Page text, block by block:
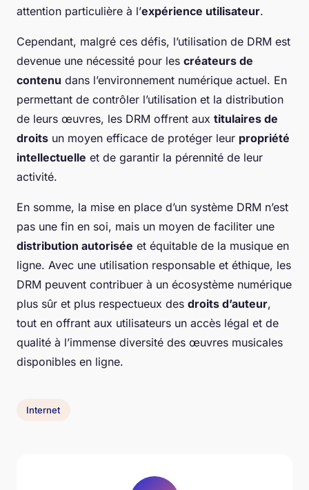
attention particulière à l’expérience utilisateur.
Cependant, malgré ces défis, l’utilisation de DRM est
devenue une nécessité pour les créateurs de
contenu dans l’environnement numérique actuel. En
permettant de contrôler l’utilisation et la distribution
de leurs œuvres, les DRM offrent aux titulaires de
droits un moyen efficace de protéger leur propriété
intellectuelle et de garantir la pérennité de leur
activité.
En somme, la mise en place d’un système DRM n’est
pas une fin en soi, mais un moyen de faciliter une
distribution autorisée et équitable de la musique en
ligne. Avec une utilisation responsable et éthique, les
DRM peuvent contribuer à un écosystème numérique
plus sûr et plus respectueux des droits d’auteur,
tout en offrant aux utilisateurs un accès légal et de
qualité à l’immense diversité des œuvres musicales
disponibles en ligne.
Internet